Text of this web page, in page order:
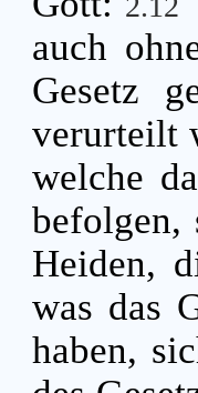
auch
Gesetz
verurteilt
welche
Heiden,
was das
haben,